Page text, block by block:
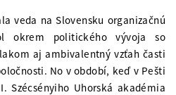
veda na Slovensku organizačnú
okrem politického vývoja so
aj ambivalentný vzťah časti
No v období, keď v Pešti
Uhorská akadémia